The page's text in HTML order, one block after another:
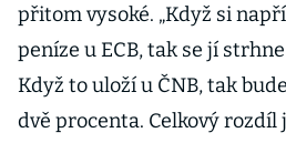
přitom vysoké. „Když si
peníze u ECB, tak se jí
Když to uloží u ČNB, tak
dvě procenta. Celkový rozdíl